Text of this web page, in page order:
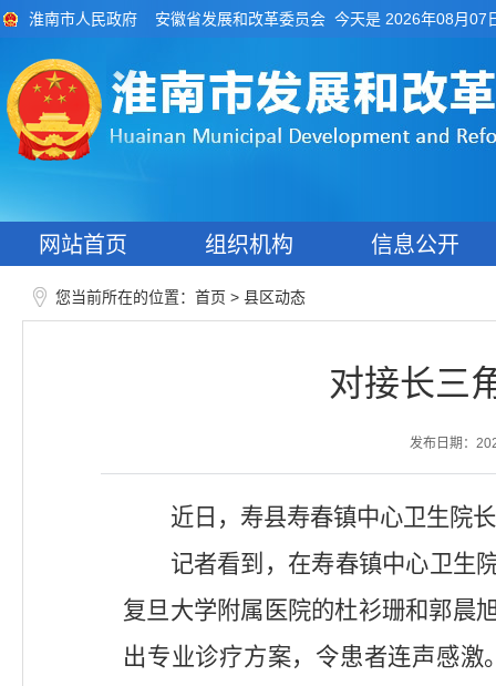
淮南市人民政府 安徽省发展和改革委员会 今天是 2026年08月07
网站首页 组织机构 信息公开
您当前所在的位置： 首页 > 县区动态
对接长三
发布日期：
近日，寿县寿春镇中心卫生院
记者看到，在寿春镇中心卫生
复旦大学附属医院的杜衫珊和郭晨
出专业诊疗方案，令患者连声感